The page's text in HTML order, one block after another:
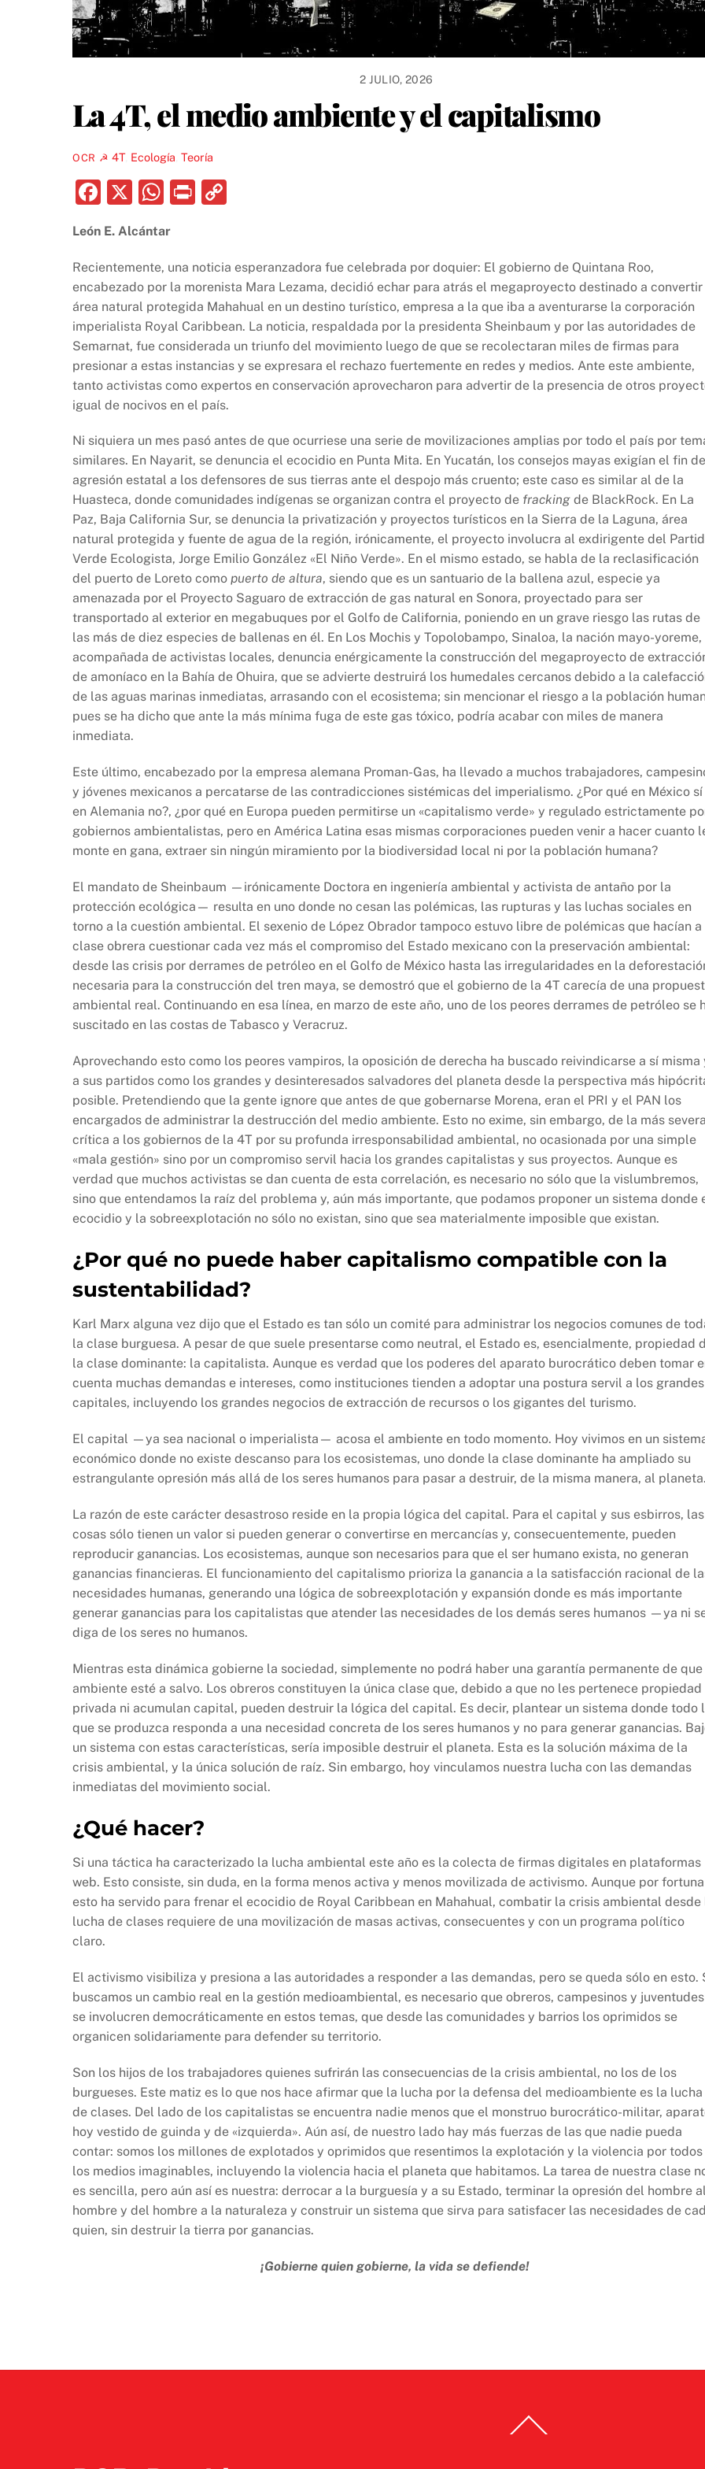
2 JULIO, 2026
La 4T, el medio ambiente y el capitalismo
OCR ☭ 4T, Ecología ,Teoría
F
c
e
b
o
o
k
X
W
at
s
A
p
p
P
y
Li
n
k
León E. Alcántar
Recientemente, una noticia esperanzadora fue celebrada por doquier: El gobierno de Quintana Roo,
encabezado por la morenista Mara Lezama, decidió echar para atrás el megaproyecto destinado a convertir
área natural protegida Mahahual en un destino turístico, empresa a la que iba a aventurarse la corporación
imperialista Royal Caribbean. La noticia, respaldada por la presidenta Sheinbaum y por las autoridades de
Semarnat, fue considerada un triunfo del movimiento luego de que se recolectaran miles de firmas para
presionar a estas instancias y se expresara el rechazo fuertemente en redes y medios. Ante este ambiente,
tanto activistas como expertos en conservación aprovecharon para advertir de la presencia de otros
igual de nocivos en el país.
Ni siquiera un mes pasó antes de que ocurriese una serie de movilizaciones amplias por todo el país por
similares. En Nayarit, se denuncia el ecocidio en Punta Mita. En Yucatán, los consejos mayas exigían el fin
agresión estatal a los defensores de sus tierras ante el despojo más cruento; este caso es similar al de la
Huasteca, donde comunidades indígenas se organizan contra el proyecto de fracking de BlackRock. En La
Paz, Baja California Sur, se denuncia la privatización y proyectos turísticos en la Sierra de la Laguna, área
natural protegida y fuente de agua de la región, irónicamente, el proyecto involucra al exdirigente del
Verde Ecologista, Jorge Emilio González «El Niño Verde». En el mismo estado, se habla de la reclasificación
del puerto de Loreto como puerto de altura, siendo que es un santuario de la ballena azul, especie ya
amenazada por el Proyecto Saguaro de extracción de gas natural en Sonora, proyectado para ser
transportado al exterior en megabuques por el Golfo de California, poniendo en un grave riesgo las rutas de
las más de diez especies de ballenas en él. En Los Mochis y Topolobampo, Sinaloa, la nación mayo-yoreme,
acompañada de activistas locales, denuncia enérgicamente la construcción del megaproyecto de
de amoníaco en la Bahía de Ohuira, que se advierte destruirá los humedales cercanos debido a la
de las aguas marinas inmediatas, arrasando con el ecosistema; sin mencionar el riesgo a la población
pues se ha dicho que ante la más mínima fuga de este gas tóxico, podría acabar con miles de manera
inmediata.
Este último, encabezado por la empresa alemana Proman-Gas, ha llevado a muchos trabajadores,
y jóvenes mexicanos a percatarse de las contradicciones sistémicas del imperialismo. ¿Por qué en México sí
en Alemania no?, ¿por qué en Europa pueden permitirse un «capitalismo verde» y regulado estrictamente
gobiernos ambientalistas, pero en América Latina esas mismas corporaciones pueden venir a hacer cuanto
monte en gana, extraer sin ningún miramiento por la biodiversidad local ni por la población humana?
El mandato de Sheinbaum —irónicamente Doctora en ingeniería ambiental y activista de antaño por la
protección ecológica— resulta en uno donde no cesan las polémicas, las rupturas y las luchas sociales en
torno a la cuestión ambiental. El sexenio de López Obrador tampoco estuvo libre de polémicas que hacían a
clase obrera cuestionar cada vez más el compromiso del Estado mexicano con la preservación ambiental:
desde las crisis por derrames de petróleo en el Golfo de México hasta las irregularidades en la
necesaria para la construcción del tren maya, se demostró que el gobierno de la 4T carecía de una
ambiental real. Continuando en esa línea, en marzo de este año, uno de los peores derrames de petróleo se
suscitado en las costas de Tabasco y Veracruz.
Aprovechando esto como los peores vampiros, la oposición de derecha ha buscado reivindicarse a sí misma
a sus partidos como los grandes y desinteresados salvadores del planeta desde la perspectiva más
posible. Pretendiendo que la gente ignore que antes de que gobernarse Morena, eran el PRI y el PAN los
encargados de administrar la destrucción del medio ambiente. Esto no exime, sin embargo, de la más severa
crítica a los gobiernos de la 4T por su profunda irresponsabilidad ambiental, no ocasionada por una simple
«mala gestión» sino por un compromiso servil hacia los grandes capitalistas y sus proyectos. Aunque es
verdad que muchos activistas se dan cuenta de esta correlación, es necesario no sólo que la vislumbremos,
sino que entendamos la raíz del problema y, aún más importante, que podamos proponer un sistema donde
ecocidio y la sobreexplotación no sólo no existan, sino que sea materialmente imposible que existan.
¿Por qué no puede haber capitalismo compatible con la
sustentabilidad?
Karl Marx alguna vez dijo que el Estado es tan sólo un comité para administrar los negocios comunes de
la clase burguesa. A pesar de que suele presentarse como neutral, el Estado es, esencialmente, propiedad
la clase dominante: la capitalista. Aunque es verdad que los poderes del aparato burocrático deben tomar
cuenta muchas demandas e intereses, como instituciones tienden a adoptar una postura servil a los grandes
capitales, incluyendo los grandes negocios de extracción de recursos o los gigantes del turismo.
El capital —ya sea nacional o imperialista— acosa el ambiente en todo momento. Hoy vivimos en un
económico donde no existe descanso para los ecosistemas, uno donde la clase dominante ha ampliado su
estrangulante opresión más allá de los seres humanos para pasar a destruir, de la misma manera, al planeta.
La razón de este carácter desastroso reside en la propia lógica del capital. Para el capital y sus esbirros, las
cosas sólo tienen un valor si pueden generar o convertirse en mercancías y, consecuentemente, pueden
reproducir ganancias. Los ecosistemas, aunque son necesarios para que el ser humano exista, no generan
ganancias financieras. El funcionamiento del capitalismo prioriza la ganancia a la satisfacción racional de
necesidades humanas, generando una lógica de sobreexplotación y expansión donde es más importante
generar ganancias para los capitalistas que atender las necesidades de los demás seres humanos —ya ni
diga de los seres no humanos.
Mientras esta dinámica gobierne la sociedad, simplemente no podrá haber una garantía permanente de que
ambiente esté a salvo. Los obreros constituyen la única clase que, debido a que no les pertenece propiedad
privada ni acumulan capital, pueden destruir la lógica del capital. Es decir, plantear un sistema donde todo
que se produzca responda a una necesidad concreta de los seres humanos y no para generar ganancias.
un sistema con estas características, sería imposible destruir el planeta. Esta es la solución máxima de la
crisis ambiental, y la única solución de raíz. Sin embargo, hoy vinculamos nuestra lucha con las demandas
inmediatas del movimiento social.
¿Qué hacer?
Si una táctica ha caracterizado la lucha ambiental este año es la colecta de firmas digitales en plataformas
web. Esto consiste, sin duda, en la forma menos activa y menos movilizada de activismo. Aunque por fortuna
esto ha servido para frenar el ecocidio de Royal Caribbean en Mahahual, combatir la crisis ambiental desde
lucha de clases requiere de una movilización de masas activas, consecuentes y con un programa político
claro.
El activismo visibiliza y presiona a las autoridades a responder a las demandas, pero se queda sólo en esto.
buscamos un cambio real en la gestión medioambiental, es necesario que obreros, campesinos y juventudes
se involucren democráticamente en estos temas, que desde las comunidades y barrios los oprimidos se
organicen solidariamente para defender su territorio.
Son los hijos de los trabajadores quienes sufrirán las consecuencias de la crisis ambiental, no los de los
burgueses. Este matiz es lo que nos hace afirmar que la lucha por la defensa del medioambiente es la lucha
de clases. Del lado de los capitalistas se encuentra nadie menos que el monstruo burocrático-militar,
hoy vestido de guinda y de «izquierda». Aún así, de nuestro lado hay más fuerzas de las que nadie pueda
contar: somos los millones de explotados y oprimidos que resentimos la explotación y la violencia por todos
los medios imaginables, incluyendo la violencia hacia el planeta que habitamos. La tarea de nuestra clase
es sencilla, pero aún así es nuestra: derrocar a la burguesía y a su Estado, terminar la opresión del hombre al
hombre y del hombre a la naturaleza y construir un sistema que sirva para satisfacer las necesidades de
quien, sin destruir la tierra por ganancias.
¡Gobierne quien gobierne, la vida se defiende!
To